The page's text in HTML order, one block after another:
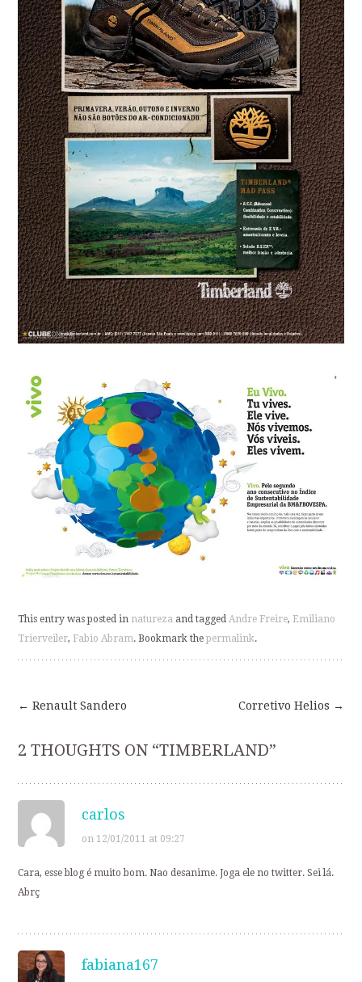
This entry was posted in natureza and tagged Andre Freire, Emiliano
Trierveiler, Fabio Abram. Bookmark thepermalink.
Post
navigation
← Renault Sandero Corretivo Helios →
2 THOUGHTS ON “TIMBERLAND”
carlos
on 12/01/2011 at 09:27
Cara, esse blog é muito bom. Nao desanime. Joga ele no twitter. Sei lá.
Abrç
fabiana167